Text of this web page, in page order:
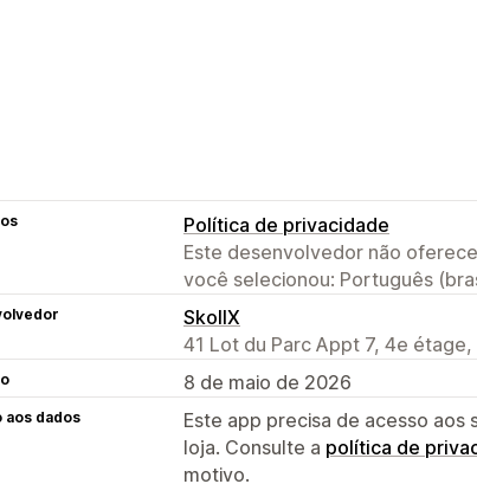
Política de privacidade
Este desenvolvedor não
você selecionou: Português
SkollX
41 Lot du Parc Appt 7, 4e
8 de maio de 2026
aos dados
Este app precisa de acesso aos
loja. Consulte a política de
motivo.